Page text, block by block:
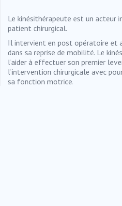
Le kinésithérapeute est un acteur
patient chirurgical.
Il intervient en post opératoire et
dans sa reprise de mobilité. Le
l’aider à effectuer son premier
l’intervention chirurgicale avec
sa fonction motrice.